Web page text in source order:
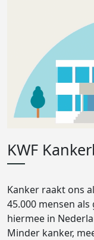
KWF
Kanker raakt ons
45.000 mensen
hiermee in
Minder kanker,